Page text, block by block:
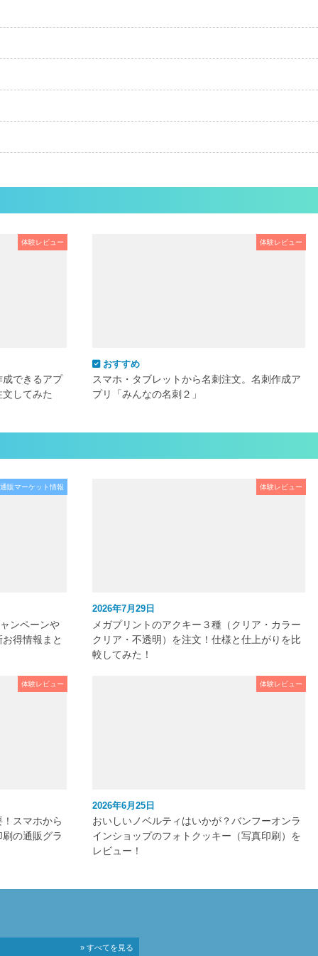
体験レビュー
できるアプ
してみた
体験レビュー
おすすめ
スマホ・タブレットから名刺注文。名刺作成ア
プリ「みんなの名刺２」
販マーケット情報
ンペーンや
得情報まと
体験レビュー
2026年7月29日
メガプリントのアクキー３種（クリア・カラー
クリア・不透明）を注文！仕様と仕上がりを比
較してみた！
体験レビュー
スマホから
の通販グラ
体験レビュー
2026年6月25日
おいしいノベルティはいかが？バンフーオンラ
インショップのフォトクッキー（写真印刷）を
レビュー！
» すべてを見る